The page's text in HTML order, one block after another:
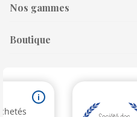
Nos gammes
Boutique